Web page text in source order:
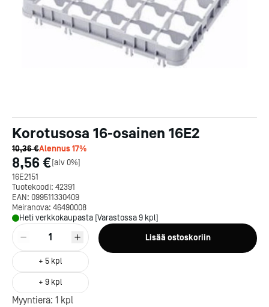
Korotusosa 16-osainen 16E2
10,36 €Alennus17%
8,56 €[alv 0%]
16E2151
Tuotekoodi: 42391
EAN: 099511330409
Meiranova: 46490008
Heti verkkokaupasta [Varastossa 9 kpl]
1
+ 5 kpl
+ 9 kpl
Lisää ostoskoriin
Myyntierä: 1 kpl
Kotipizza on vuonna 1987
perustettu yritys, jolla on yli
300 ravintolaa eri puolella
Suomea. Dieta on tehnyt